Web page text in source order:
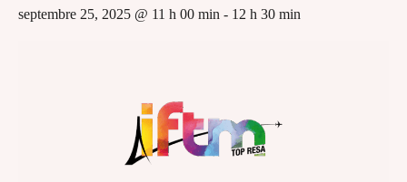
septembre 25, 2025 @ 11 h 00 min - 12 h 30 min